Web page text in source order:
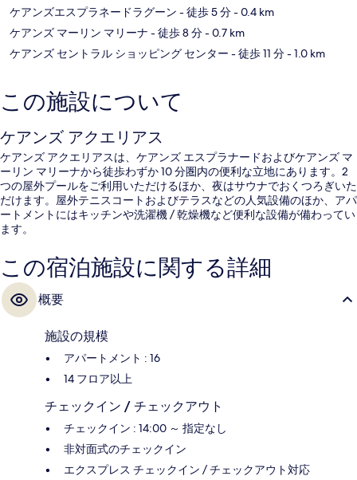
ケアンズエスプラネードラグーン - 徒歩 5 分- 0.4 km
ケアンズ マーリン マリーナ - 徒歩 8 分- 0.7 km
ケアンズ セントラル ショッピング センター - 徒歩 11 分- 1.0 km
この施設について
ケアンズ アクエリアス
ケアンズ アクエリアスは、ケアンズ エスプラナードおよびケアンズ マ
ーリン マリーナから徒歩わずか 10 分圏内の便利な立地にあります。2
つの屋外プールをご利用いただけるほか、夜はサウナでおくつろぎいた
だけます。屋外テニスコートおよびテラスなどの人気設備のほか、アパ
ートメントにはキッチンや洗濯機 / 乾燥機など便利な設備が備わってい
ます。
この宿泊施設に関する詳細
概要
施設の規模
アパートメント : 16
14 フロア以上
チェックイン / チェックアウト
チェックイン : 14:00 ～ 指定なし
非対面式のチェックイン
エクスプレス チェックイン / チェックアウト対応